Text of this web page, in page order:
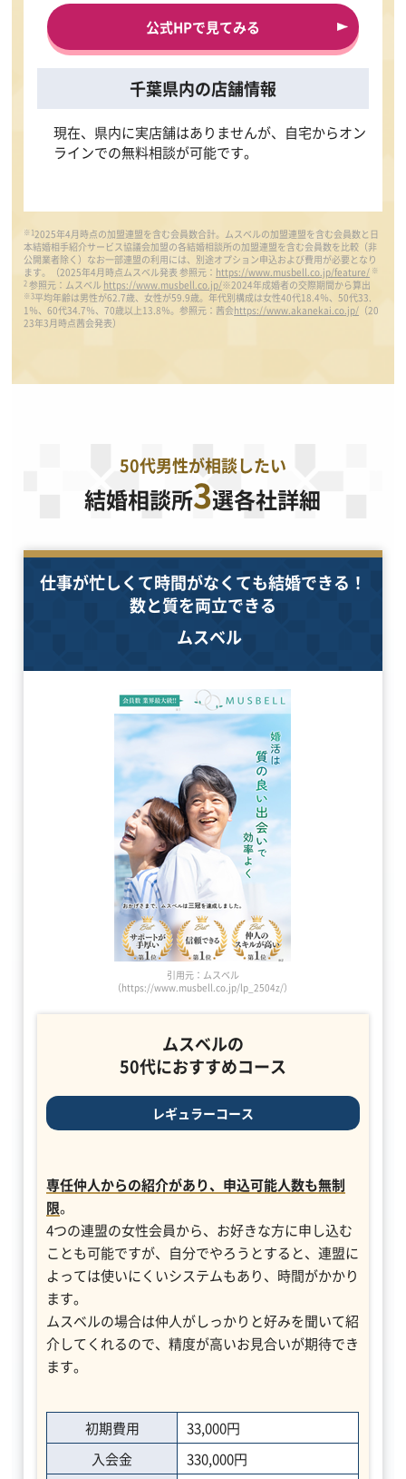
公式HPで見てみる
千葉県内の店舗情報
現在、県内に実店舗はありませんが、自宅からオン
ラインでの無料相談が可能です。
※12025年4月時点の加盟連盟を含む会員数合計。ムスベルの加盟連盟を含む会員数と日
本結婚相手紹介サービス協議会加盟の各結婚相談所の加盟連盟を含む会員数を比較（非
公開業者除く）なお一部連盟の利用には、別途オプション申込および費用が必要となり
ます。（2025年4月時点ムスベル発表 参照元： https://www.musbell.co.jp/feature/ ※
2参照元：ムスベル https://www.musbell.co.jp/※2024年成婚者の交際期間から算出
※3平均年齢は男性が62.7歳、女性が59.9歳。年代別構成は女性40代18.4％、50代33.
1％、60代34.7％、70歳以上13.8％。参照元：茜会https://www.akanekai.co.jp/ （20
23年3月時点茜会発表）
50代男性が相談したい
結婚相談所3選各社詳細
仕事が忙しくて時間がなくても結婚できる！
数と質を両立できる
ムスベル
引用元：ムスベル
（https://www.musbell.co.jp/lp_2504z/）
ムスベルの
50代におすすめコース
レギュラーコース
専任仲人からの紹介があり、申込可能人数も無制
限。
4つの連盟の女性会員から、お好きな方に申し込む
ことも可能ですが、自分でやろうとすると、連盟に
よっては使いにくいシステムもあり、時間がかかり
ます。
ムスベルの場合は仲人がしっかりと好みを聞いて紹
介してくれるので、精度が高いお見合いが期待でき
ます。
初期費用
33,000円
入会金
330,000円